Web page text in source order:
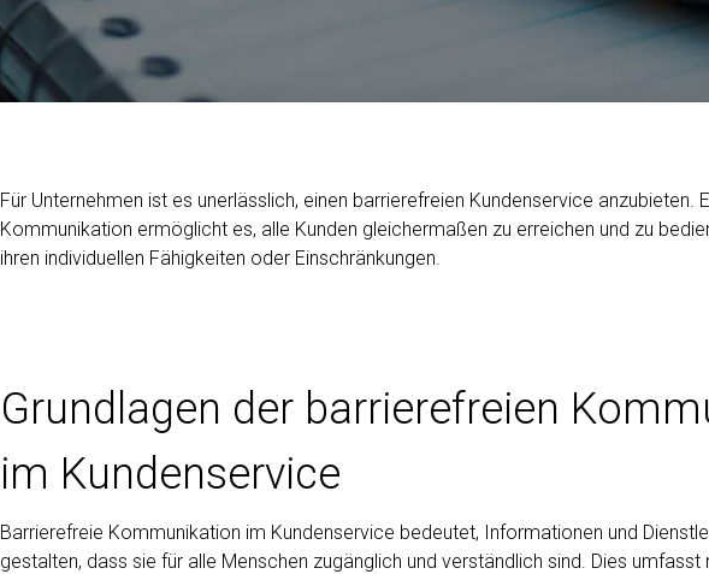
Für Unternehmen ist es unerlässlich, einen barrierefreien Kundenservice anzubieten.
Kommunikation ermöglicht es, alle Kunden gleichermaßen zu erreichen und zu
ihren individuellen Fähigkeiten oder Einschränkungen.
Grundlagen der barrierefreien
im Kundenservice
Barrierefreie Kommunikation im Kundenservice bedeutet, Informationen und
gestalten, dass sie für alle Menschen zugänglich und verständlich sind. Dies umfasst